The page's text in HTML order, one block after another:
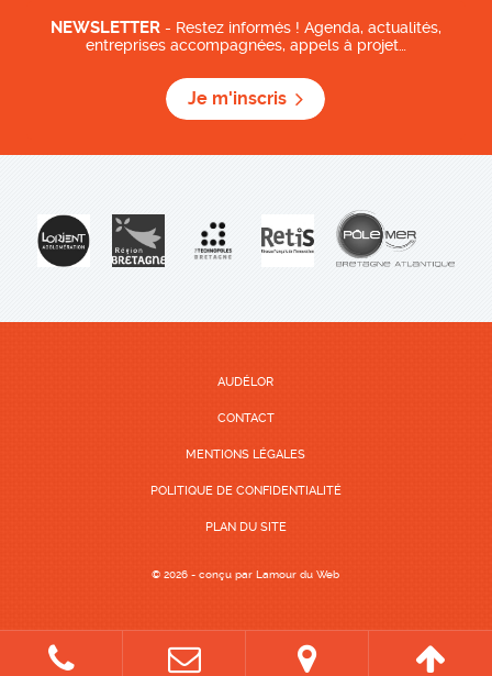
NEWSLETTER - Restez informés ! Agenda, actualités,
entreprises accompagnées, appels à projet…
Je m'inscris
AUDÉLOR
CONTACT
MENTIONS LÉGALES
POLITIQUE DE CONFIDENTIALITÉ
PLAN DU SITE
© 2026 - conçu parLamour du Web